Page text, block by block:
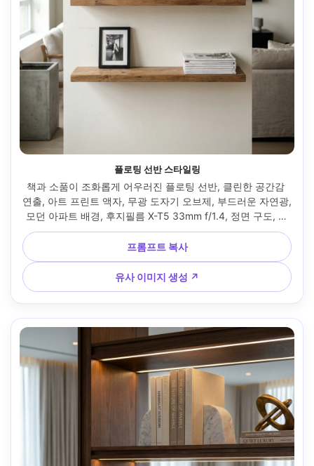
플로팅 선반 스타일링
책과 소품이 조화롭게 어우러진 플로팅 선반, 클린한 공간감
연출, 아트 프린트 액자, 무광 도자기 오브제, 부드러운 자연광,
모던 아파트 배경, 후지필름 X-T5 33mm f/1.4, 정면 구도, 또
렷한 엣지, 자연스러운 그림자, 미니멀 미학 --ar 4:5
프롬프트 복사
유사 이미지 생성 ↗